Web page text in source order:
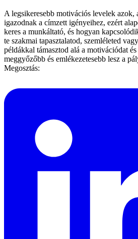
A legsikeresebb motivációs levelek azok,
igazodnak a címzett igényeihez, ezért
keres a munkáltató, és hogyan
te szakmai tapasztalatod, szemléleted
példákkal támasztod alá a motivációdat
meggyőzőbb és emlékezetesebb lesz a
Megosztás: